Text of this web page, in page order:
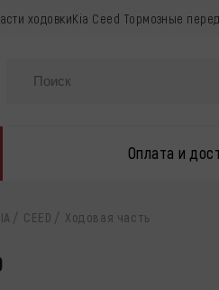
ходовкиKia Ceed Тормозные
Оплата и
CEED Ходовая часть